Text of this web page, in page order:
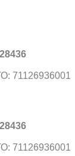
71126936001
71126936001